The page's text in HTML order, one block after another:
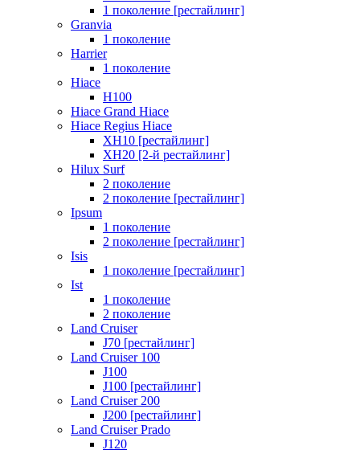
1 поколение [рестайлинг]
Granvia
1 поколение
Harrier
1 поколение
Hiace
H100
Hiace Grand Hiace
Hiace Regius Hiace
XH10 [рестайлинг]
XH20 [2-й рестайлинг]
Hilux Surf
2 поколение
2 поколение [рестайлинг]
Ipsum
1 поколение
2 поколение [рестайлинг]
Isis
1 поколение [рестайлинг]
Ist
1 поколение
2 поколение
Land Cruiser
J70 [рестайлинг]
Land Cruiser 100
J100
J100 [рестайлинг]
Land Cruiser 200
J200 [рестайлинг]
Land Cruiser Prado
J120